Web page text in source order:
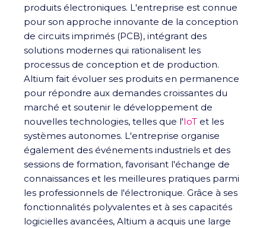
produits électroniques. L'entreprise est connue
pour son approche innovante de la conception
de circuits imprimés (PCB), intégrant des
solutions modernes qui rationalisent les
processus de conception et de production.
Altium fait évoluer ses produits en permanence
pour répondre aux demandes croissantes du
marché et soutenir le développement de
nouvelles technologies, telles que l'IoT et les
systèmes autonomes. L'entreprise organise
également des événements industriels et des
sessions de formation, favorisant l'échange de
connaissances et les meilleures pratiques parmi
les professionnels de l'électronique. Grâce à ses
fonctionnalités polyvalentes et à ses capacités
logicielles avancées, Altium a acquis une large